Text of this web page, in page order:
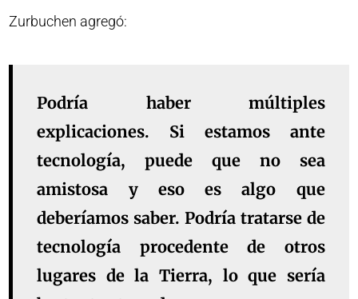
Zurbuchen agregó:
Podría haber múltiples
explicaciones. Si estamos ante
tecnología, puede que no sea
amistosa y eso es algo que
deberíamos saber. Podría tratarse de
tecnología procedente de otros
lugares de la Tierra, lo que sería